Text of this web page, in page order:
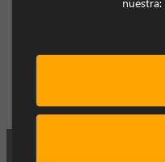
nuestra: